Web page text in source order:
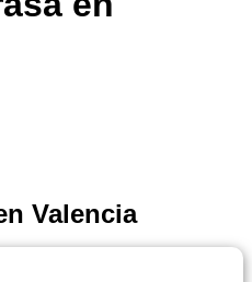
Valencia